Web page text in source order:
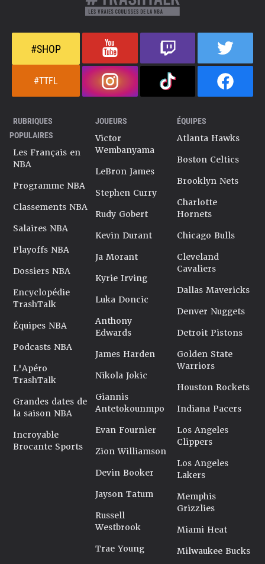
#SHOP
#TTFL
RUBRIQUES
POPULAIRES
Les Français en
NBA
Programme NBA
Classements NBA
Salaires NBA
Playoffs NBA
Dossiers NBA
Encyclopédie
TrashTalk
Équipes NBA
Podcasts NBA
L'Apéro
TrashTalk
Grandes dates de
la saison NBA
Incroyable
Brocante Sports
JOUEURS
Victor
Wembanyama
LeBron James
Stephen Curry
Rudy Gobert
Kevin Durant
Ja Morant
Kyrie Irving
Luka Doncic
Anthony
Edwards
James Harden
Nikola Jokic
Giannis
Antetokounmpo
Evan Fournier
Zion Williamson
Devin Booker
Jayson Tatum
Russell
Westbrook
Trae Young
ÉQUIPES
Atlanta Hawks
Boston Celtics
Brooklyn Nets
Charlotte
Hornets
Chicago Bulls
Cleveland
Cavaliers
Dallas Mavericks
Denver Nuggets
Detroit Pistons
Golden State
Warriors
Houston Rockets
Indiana Pacers
Los Angeles
Clippers
Los Angeles
Lakers
Memphis
Grizzlies
Miami Heat
Milwaukee Bucks